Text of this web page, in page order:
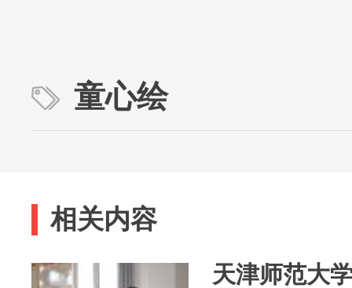
童心绘
相关内容
天津师范大